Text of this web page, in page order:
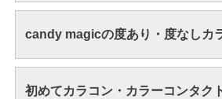
candy magicの度あり・度なしカ
初めてカラコン・カラーコンタク